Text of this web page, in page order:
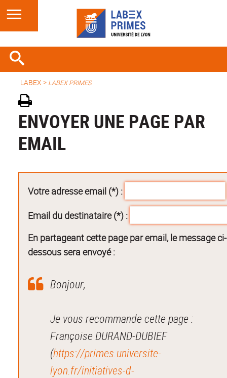
LABEX > LABEX PRIMES
ENVOYER UNE PAGE PAR
EMAIL
Votre adresse email (*) :
Email du destinataire (*) :
En partageant cette page par email, le message ci-
dessous sera envoyé :
Bonjour,
Je vous recommande cette page :
Françoise DURAND-DUBIEF
(https://primes.universite-
lyon.fr/initiatives-d-